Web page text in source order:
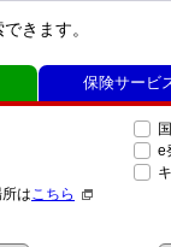
きます。
所はこちら
e
保険サービ